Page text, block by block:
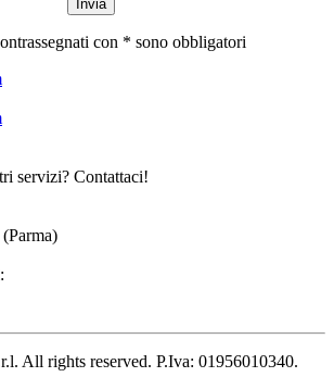
con * sono obbligatori
servizi? Contattaci!
All rights reserved. P.Iva: 01956010340.